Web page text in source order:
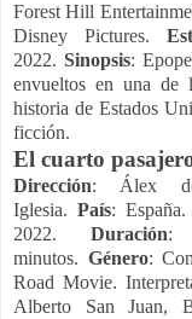
Forest Hill
Disney Pictures.
2022. Sinopsis:
envueltos en una de
historia de Estados
ficción.
El cuarto
Dirección: Álex
Iglesia.País: España.
2022.Duración:
minutos. Género:
Road Movie.
Alberto San Juan,